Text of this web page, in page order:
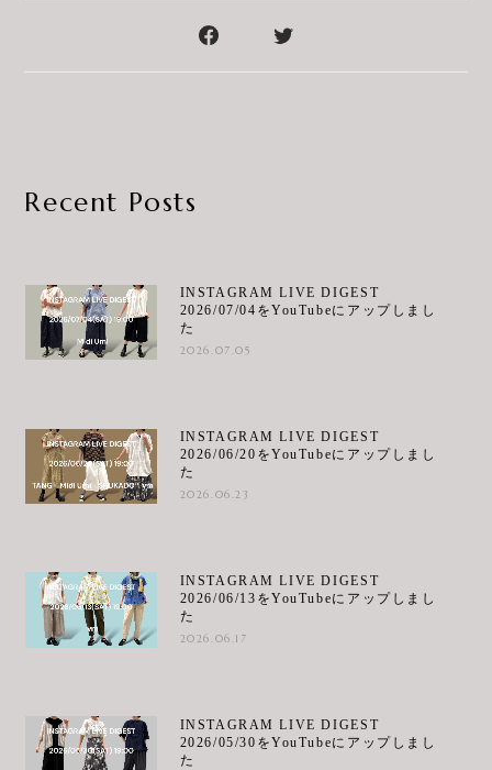
Recent Posts
INSTAGRAM LIVE DIGEST
2026/07/04をYouTubeにアップしまし
た
2026.07.05
INSTAGRAM LIVE DIGEST
2026/06/20をYouTubeにアップしまし
た
2026.06.23
INSTAGRAM LIVE DIGEST
2026/06/13をYouTubeにアップしまし
た
2026.06.17
INSTAGRAM LIVE DIGEST
2026/05/30をYouTubeにアップしまし
た